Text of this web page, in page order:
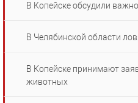
В Копейске обсудили
В Челябинской области
В Копейске принимают
животных